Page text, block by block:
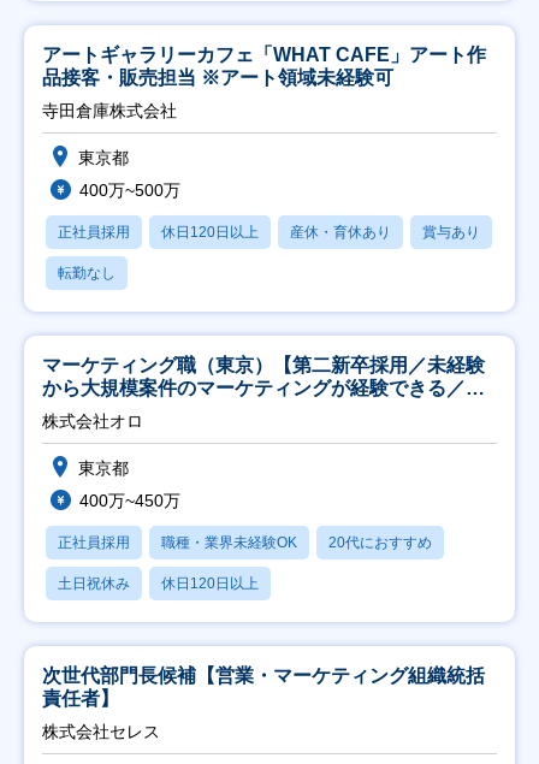
アートギャラリーカフェ「WHAT CAFE」アート作
品接客・販売担当 ※アート領域未経験可
寺田倉庫株式会社
東京都
400万~500万
正社員採用 休日120日以上 産休・育休あり 賞与あり
転勤なし
マーケティング職（東京）【第二新卒採用／未経験
から大規模案件のマーケティングが経験できる／研
修充実】
株式会社オロ
東京都
400万~450万
正社員採用 職種・業界未経験OK 20代におすすめ
土日祝休み 休日120日以上
次世代部門長候補【営業・マーケティング組織統括
責任者】
株式会社セレス